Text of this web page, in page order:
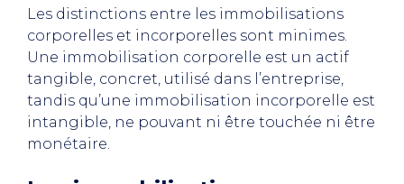
Les distinctions entre les immobilisations
corporelles et incorporelles sont minimes.
Une immobilisation corporelle est un actif
tangible, concret, utilisé dans l’entreprise,
tandis qu’une immobilisation incorporelle est
intangible, ne pouvant ni être touchée ni être
monétaire.